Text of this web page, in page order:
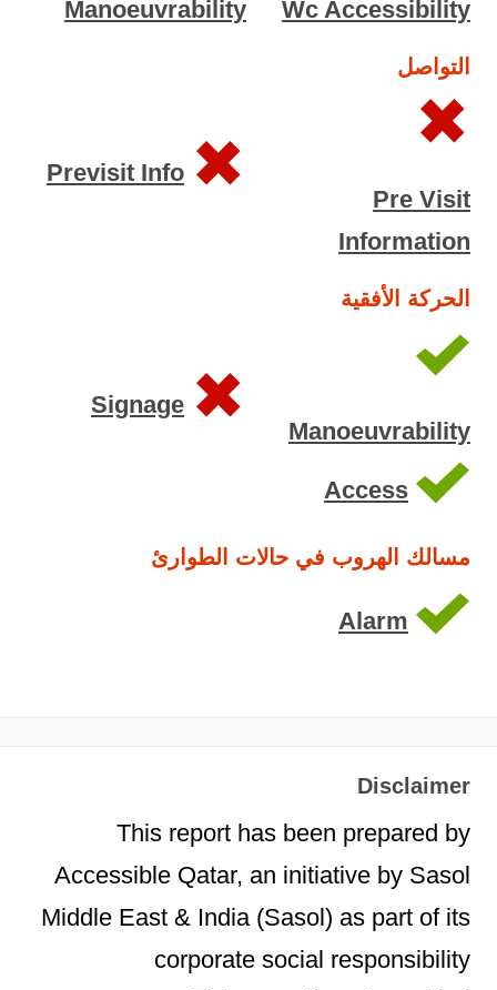
Wc Accessibility
Manoeuvrability
التواصل
Pre Visit
Information
Previsit Info
الحركة الأفقية
Manoeuvrability
Signage
Access
مسالك الهروب في حالات الطوارئ
Alarm
Disclaimer
This report has been prepared by
Accessible Qatar, an initiative by Sasol
Middle East & India (Sasol) as part of its
corporate social responsibility